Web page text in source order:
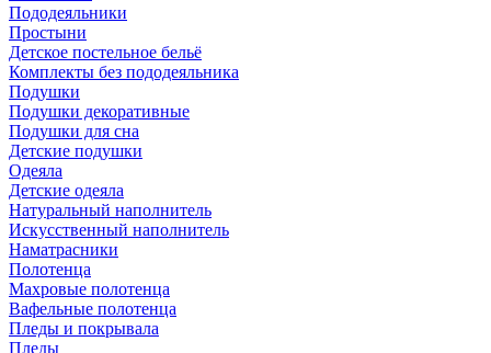
Пододеяльники
Простыни
Детское постельное бельё
Комплекты без пододеяльника
Подушки
Подушки декоративные
Подушки для сна
Детские подушки
Одеяла
Детские одеяла
Натуральный наполнитель
Искуcственный наполнитель
Наматрасники
Полотенца
Махровые полотенца
Вафельные полотенца
Пледы и покрывала
Пледы